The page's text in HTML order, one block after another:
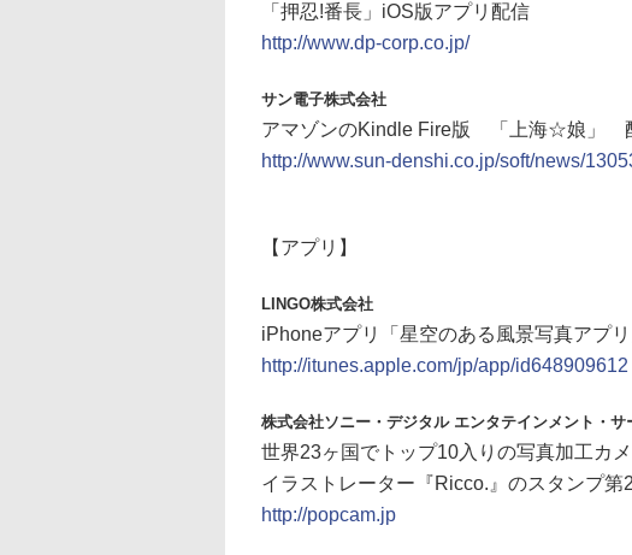
「押忍!番長」iOS版アプリ配信
http://www.dp-corp.co.jp/
サン電子株式会社
アマゾンのKindle Fire版 「上海☆娘」
http://www.sun-denshi.co.jp/soft/news/
【アプリ】
LINGO株式会社
iPhoneアプリ「星空のある風景写真アプ
http://itunes.apple.com/jp/app/id648909612
株式会社ソニー・デジタル エンタテインメント・サ
世界23ヶ国でトップ10入りの写真加工カ
イラストレーター『Ricco.』のスタンプ第
http://popcam.jp